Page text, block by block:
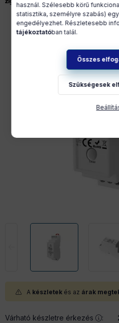
A készletek és az árak
Várható készletre érkezés :
használ. Szélesebb körű
statisztika, személyre szabás)
engedélyezhet. Részletesebb
tájékoztatóban talál.
Összes
Szükségesek